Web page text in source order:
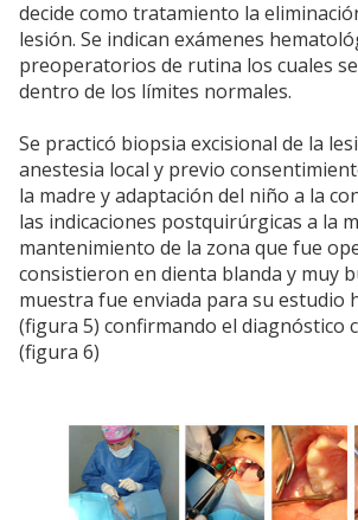
decide como tratamiento la
lesión. Se indican exámenes
preoperatorios de rutina los cuales
dentro de los límites normales.
Se practicó biopsia excisional de la
anestesia local y previo
la madre y adaptación del niño a la
las indicaciones postquirúrgicas a la
mantenimiento de la zona que fue
consistieron en dienta blanda y muy
muestra fue enviada para su estudio
(figura 5) confirmando el diagnóstico
(figura 6)